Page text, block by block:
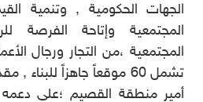
الجهات الحكومية , وتنمية
المجتمعية وإتاحة الفرصة
المجتمعية ،من التجار ورجال
تشمل 60 موقعاً جاهزاً
أمير منطقة القصيم ؛على دعمه